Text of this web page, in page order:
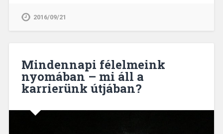
2016/09/21
Mindennapi félelmeink
nyomában – mi áll a
karrierünk útjában?